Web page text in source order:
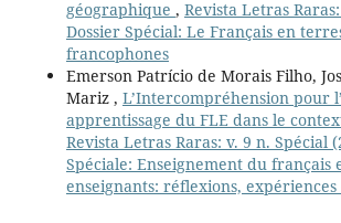
géographique , Revista Letras
Dossier Spécial: Le Français en
francophones
Emerson Patrício de Morais Filho,
Mariz , L’Intercompréhension pour
apprentissage du FLE dans le
Revista Letras Raras: v. 9 n. Spécial
Spéciale: Enseignement du français
enseignants: réflexions,